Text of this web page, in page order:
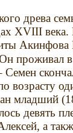
древа
XVIII века.
проживал
возрасту
младший
девять
а